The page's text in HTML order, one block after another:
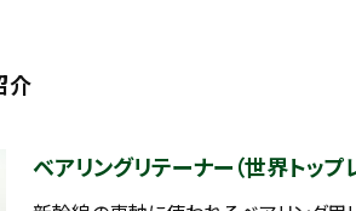
介
ベアリングリテーナー（世界トップ